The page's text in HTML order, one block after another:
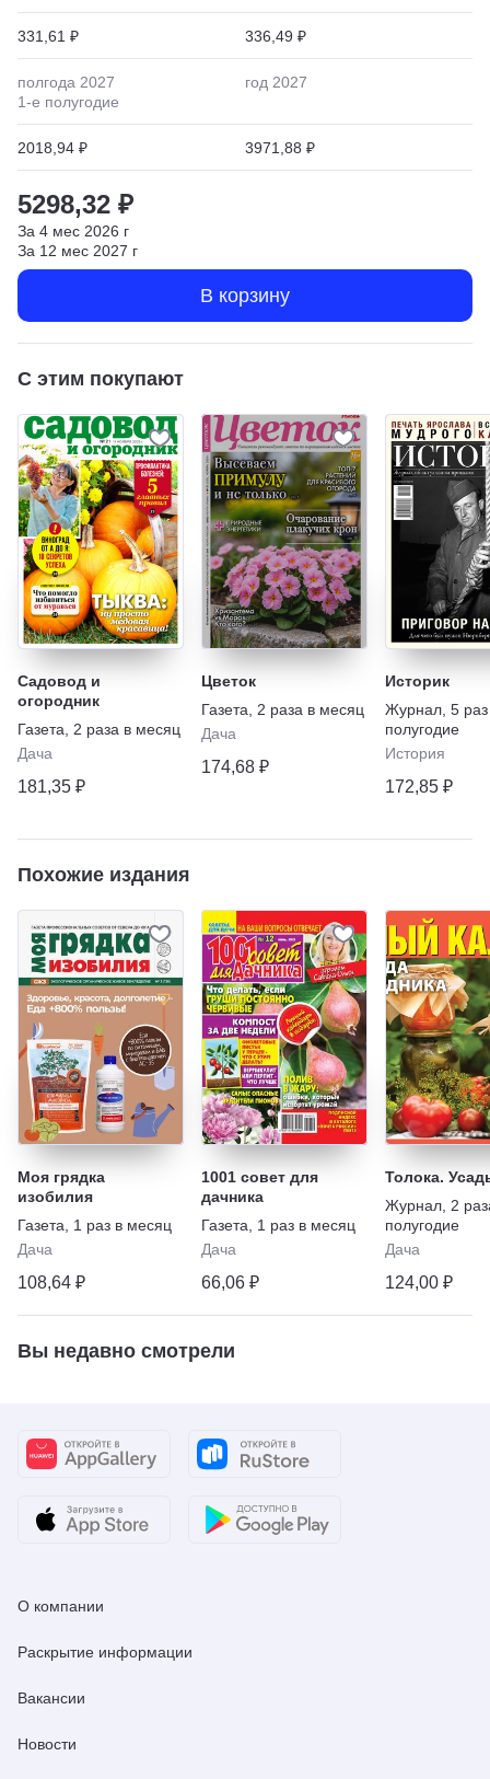
331,61 ₽ 336,49 ₽
полгода 2027
1-е полугодие
2018,94 ₽
год 2027
3971,88 ₽
5298,32 ₽
За 4 мес 2026 г
За 12 мес 2027 г
В корзину
С этим покупают
Садовод и
огородник
Газета
2 раза в месяц
Дача
181,35 ₽
Цветок
Газета
2 раза в месяц
Дача
174,68 ₽
Историк
Журнал 5
полугодие
История
172,85 ₽
Похожие издания
Моя грядка
изобилия
Газета
1 раз в месяц
Дача
108,64 ₽
1001 совет для
дачника
Газета
1 раз в месяц
Дача
66,06 ₽
Толока.
Журнал 2
полугодие
Дача
124,00 ₽
Вы недавно смотрели
О компании
Раскрытие информации
Вакансии
Новости